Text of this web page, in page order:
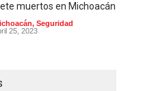
muertos en Michoacán
, Seguridad
25, 2023
mujeres